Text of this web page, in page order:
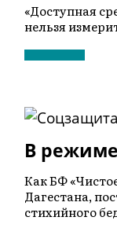
«Доступная
нельзя
В
Как БФ
Дагестана,
стихийного